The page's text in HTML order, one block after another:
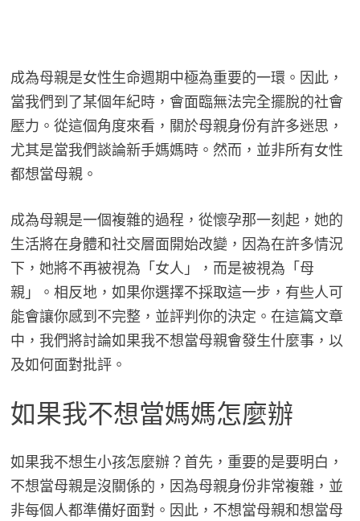
成為母親是女性生命週期中極為重要的一環。因此，
當我們到了某個年紀時，會面臨無法完全擺脫的社會
壓力。從這個角度來看，關於母親身份有許多迷思，
尤其是當我們談論新手媽媽時。然而，並非所有女性
都想當母親。
成為母親是一個複雜的過程，從懷孕那一刻起，她的
生活將在身體和社交層面開始改變，因為在許多情況
下，她將不再被視為「女人」，而是被視為「母
親」。相反地，如果你選擇不採取這一步，有些人可
能會讓你感到不完整，並評判你的決定。在這篇文章
中，我們將討論如果我不想當母親會發生什麼事，以
及如何面對批評。
如果我不想當媽媽怎麼辦
如果我不想生小孩怎麼辦？首先，重要的是要明白，
不想當母親是沒關係的，因為母親身份非常複雜，並
非每個人都準備好面對。因此，不想當母親和想當母